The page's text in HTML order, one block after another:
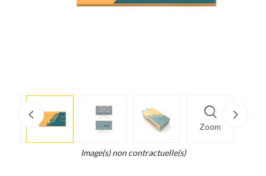
Zoom
Image(s) non contractuelle(s)